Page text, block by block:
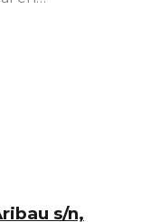
s/n,